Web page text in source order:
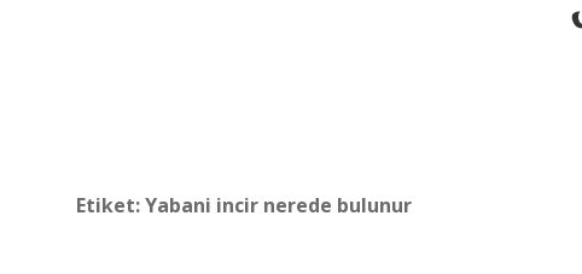
Etiket:Yabani incir nerede bulunur